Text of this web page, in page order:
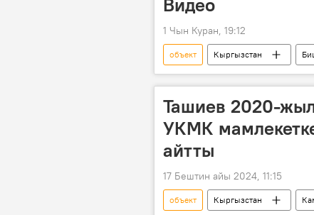
1 Чын Куран, 19:12
объект Кыргызстан
Видео
Ташиев 2020-
УКМК
айтты
17 Бештин айы 2024, 11:15
объект Кыргызстан